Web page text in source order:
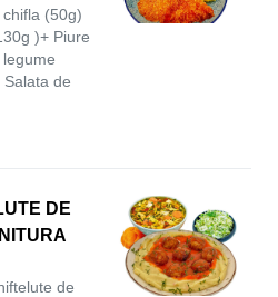
(50g)
)+ Piure
de
DE
de